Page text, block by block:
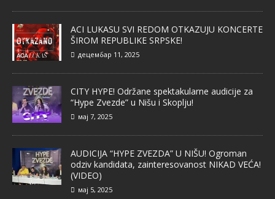
ACI LUKASU SVI REDOM OTKAZUJU KONCERTE
ŠIROM REPUBLIKE SRPSKE!
децембар 11, 2025
CITY HYPE! Održane spektakularne audicije za
“Hype Zvezde” u Nišu i Skoplju!
мај 7, 2025
AUDICIJA “HYPE ZVEZDA” U NIŠU! Ogroman
odziv kandidata, zainteresovanost NIKAD VEĆA!
(VIDEO)
мај 5, 2025